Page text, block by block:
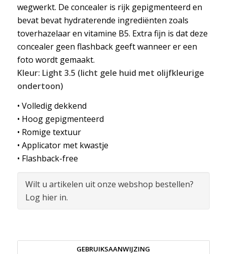
wegwerkt. De concealer is rijk gepigmenteerd en
bevat bevat hydraterende ingrediënten zoals
toverhazelaar en vitamine B5. Extra fijn is dat deze
concealer geen flashback geeft wanneer er een
foto wordt gemaakt.
Kleur: Light 3.5 (licht gele huid met olijfkleurige
ondertoon)
• Volledig dekkend
• Hoog gepigmenteerd
• Romige textuur
• Applicator met kwastje
• Flashback-free
Wilt u artikelen uit onze webshop bestellen?
Log hier in.
GEBRUIKSAANWIJZING